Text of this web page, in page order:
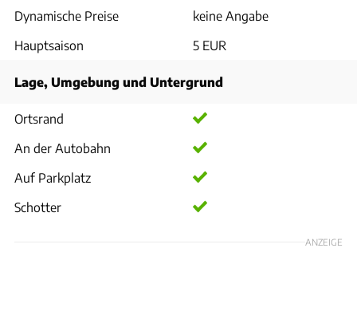
Dynamische Preise
keine Angabe
Hauptsaison
5 EUR
Lage, Umgebung und Untergrund
Ortsrand
An der Autobahn
Auf Parkplatz
Schotter
ANZEIGE